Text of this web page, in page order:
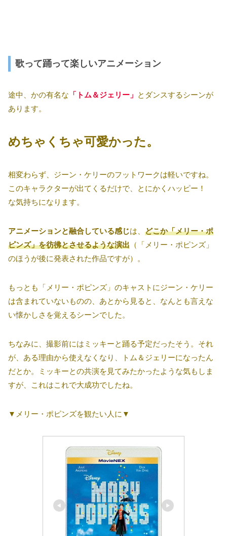
歌って踊って楽しいアニメーション
途中、かの有名な 「トム＆ジェリー」 とダンスするシーンが
あります。
めちゃくちゃ可愛かった。
相変わらず、ジーン・ケリーのフットワークは軽いですね。
このキャラクターが出てくるだけで、とにかくハッピー！
な気持ちになります。
アニメーションと融合している感じは、 どこか「メリー・ポ
ピンズ」を彷彿とさせるような演出 （「メリー・ポピンズ」
のほうが後に発表された作品ですが）。
もっとも「メリー・ポピンズ」のキャストにジーン・ケリー
は含まれていないものの、あとから見ると、なんとも言えな
い懐かしさを覚えるシーンでした。
ちなみに、撮影前にはミッキーと踊る予定だったそう。それ
が、ある理由から使えなくなり、トム＆ジェリーになったん
だとか。ミッキーとの共演を見てみたかったような気もしま
すが、これはこれで大成功でしたね。
▼メリー・ポピンズを観たい人に▼